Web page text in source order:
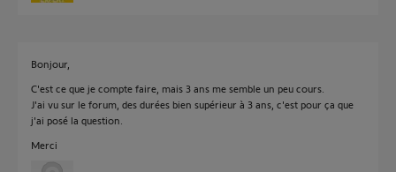
Bonjour,
C'est ce que je compte faire, mais 3 ans me semble un peu cours.
J'ai vu sur le forum, des durées bien supérieur à 3 ans, c'est pour ça que
j'ai posé la question.
Merci